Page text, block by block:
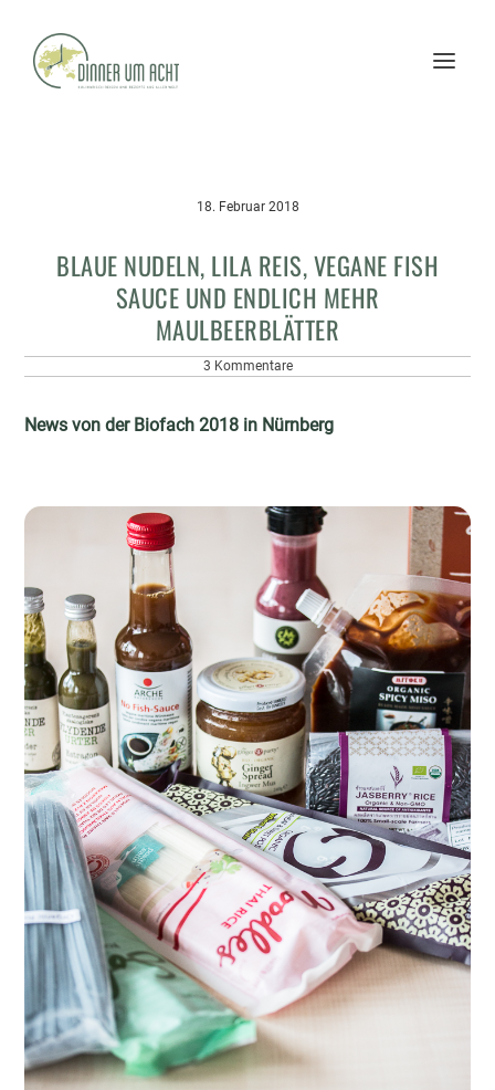
18. Februar 2018
BLAUE NUDELN, LILA REIS, VEGANE FISH
SAUCE UND ENDLICH MEHR
MAULBEERBLÄTTER
3 Kommentare
News von der Biofach 2018 in Nürnberg